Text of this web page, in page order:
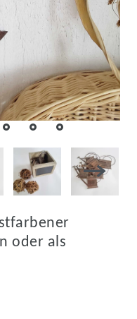
oder als